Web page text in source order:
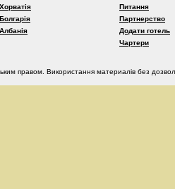
Хорватія
Болгарія
Албанія
Питання
Партнерство
Додати готель
Чартери
правом. Використання материалів без